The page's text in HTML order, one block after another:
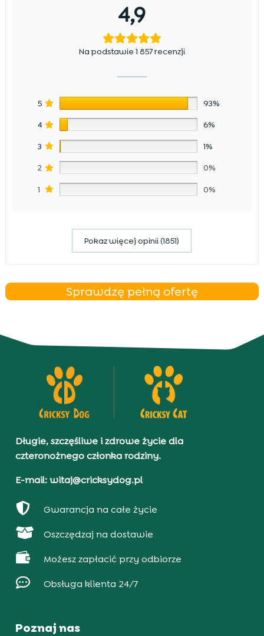
4,9
Na podstawie 1 857 recenzji
5 93%
4 6%
3 1%
2 0%
1 0%
Pokaz więcej opinii (1851)
Sprawdzę pełną ofertę
Długie, szczęśliwe i zdrowe życie dla
czteronożnego członka rodziny.
E-mail: witaj@cricksydog.pl
 Gwarancja na całe życie
 Oszczędzaj na dostawie
 Możesz zapłacić przy odbiorze
 Obsługa klienta 24/7
Poznaj nas